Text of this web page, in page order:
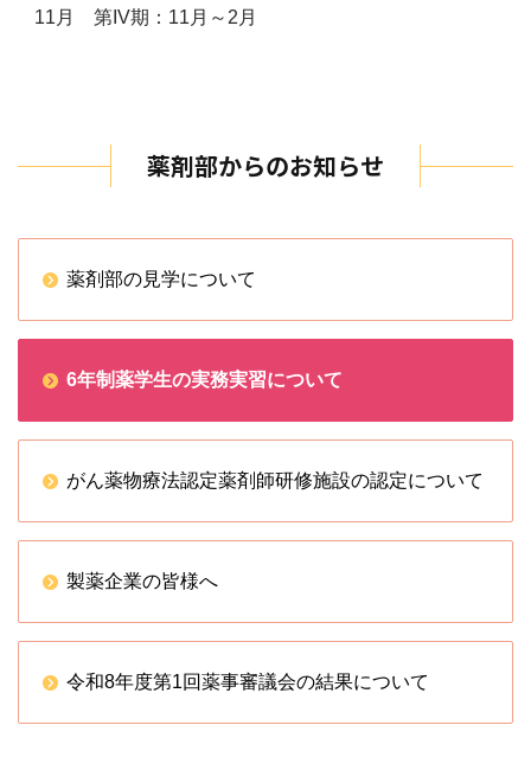
11月 第IV期：11月～2月
薬剤部からのお知らせ
薬剤部の見学について
6年制薬学生の実務実習について
がん薬物療法認定薬剤師研修施設の認定について
製薬企業の皆様へ
令和8年度第1回薬事審議会の結果について